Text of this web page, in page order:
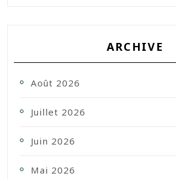
ARCHIVE
Août 2026
Juillet 2026
Juin 2026
Mai 2026